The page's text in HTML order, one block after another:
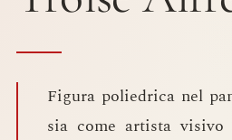
Figura poliedrica nel
sia come artista visivo